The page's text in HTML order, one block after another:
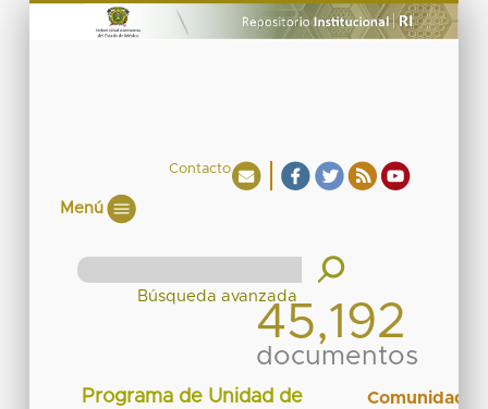
Contacto
Menú
45,192
documentos
Programa de Unidad de
Comunidades